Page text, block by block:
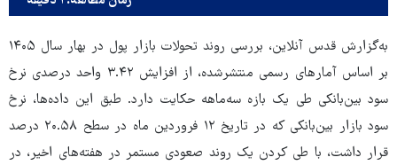
به‌گزارش قدس آنلاین، بررسی روند تحولات بازار پول در بهار سال ۱۴۰۵
بر اساس آمارهای رسمی منتشرشده، از افزایش ۳.۴۲ واحد درصدی نرخ
سود بین‌بانکی طی یک بازه سه‌ماهه حکایت دارد. طبق این داده‌ها، نرخ
سود بازار بین‌بانکی که در تاریخ ۱۲ فروردین ماه در سطح ۲۰.۵۸ درصد
قرار داشت، با طی کردن یک روند صعودی مستمر در هفته‌های اخیر، در